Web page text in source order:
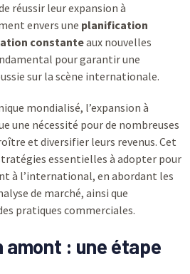
réussir leur expansion à
envers une planification
constanteaux nouvelles
pour garantir une
sur la scène internationale.
mondialisé, l’expansion à
une nécessité pour de nombreuses
et diversifier leurs revenus. Cet
essentielles à adopter pour
à l’international, en abordant les
de marché, ainsi que
pratiques commerciales.
amont : une étape